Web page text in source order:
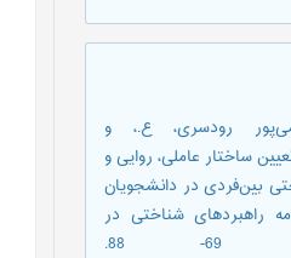
رودسری، ع.، و
ر. (1393). تعیین ساختار عاملی، روایی و
بین‌‌فردی در دانشجویان
راهبردهای شناختی در
یادگیری، 2(3)، 69- 88.